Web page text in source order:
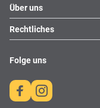
Warum im Reisebüro
Hoteltipps
Reisewelten
Über uns
Kontakt
Karriere
Rechtliches
AGBs
Folge uns